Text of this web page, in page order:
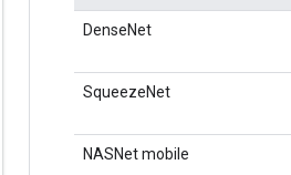
DenseNet
SqueezeNet
NASNet mobile